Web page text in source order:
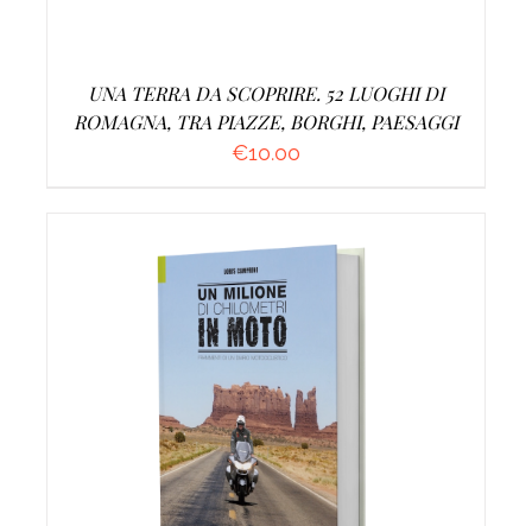
UNA TERRA DA SCOPRIRE. 52 LUOGHI DI
ROMAGNA, TRA PIAZZE, BORGHI, PAESAGGI
€10.00
AGGIUNGI AL CARRELLO /